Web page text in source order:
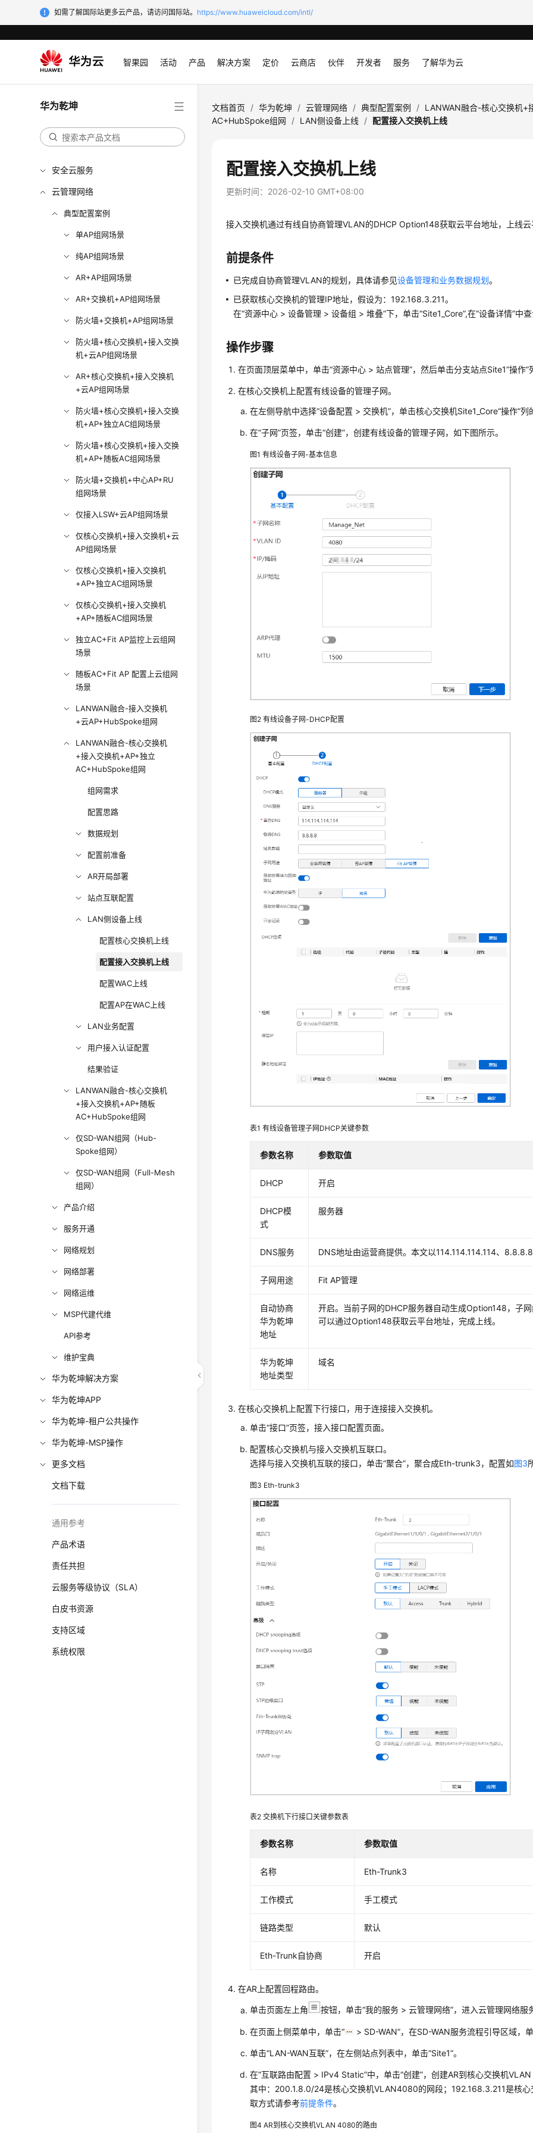
如需了解国际站更多云产品，请访问国际站。 https://www.huaweicloud.com/intl/
智果园 活动 产品 解决方案 定价 云商店 伙伴 开发者 服务 了解华为云
华为乾坤
安全云服务
云管理网络
典型配置案例
单AP组网场景
纯AP组网场景
AR+AP组网场景
AR+交换机+AP组网场景
防火墙+交换机+AP组网场景
防火墙+核心交换机+接入交换
机+云AP组网场景
AR+核心交换机+接入交换机
+云AP组网场景
防火墙+核心交换机+接入交换
机+AP+独立AC组网场景
防火墙+核心交换机+接入交换
机+AP+随板AC组网场景
防火墙+交换机+中心AP+RU
组网场景
仅接入LSW+云AP组网场景
仅核心交换机+接入交换机+云
AP组网场景
仅核心交换机+接入交换机
+AP+独立AC组网场景
仅核心交换机+接入交换机
+AP+随板AC组网场景
独立AC+Fit AP监控上云组网
场景
随板AC+Fit AP 配置上云组网
场景
LANWAN融合-接入交换机
+云AP+HubSpoke组网
LANWAN融合-核心交换机
+接入交换机+AP+独立
AC+HubSpoke组网
组网需求
配置思路
数据规划
配置前准备
AR开局部署
站点互联配置
LAN侧设备上线
配置核心交换机上线
配置接入交换机上线
配置WAC上线
配置AP在WAC上线
LAN业务配置
用户接入认证配置
结果验证
LANWAN融合-核心交换机
+接入交换机+AP+随板
AC+HubSpoke组网
仅SD-WAN组网（Hub-
Spoke组网）
仅SD-WAN组网（Full-Mesh
组网）
产品介绍
服务开通
网络规划
网络部署
网络运维
MSP代建代维
API参考
维护宝典
华为乾坤解决方案
华为乾坤APP
华为乾坤-租户公共操作
华为乾坤-MSP操作
更多文档
文档下载
通用参考
产品术语
责任共担
云服务等级协议（SLA）
白皮书资源
支持区域
系统权限
文档首页 / 华为乾坤 / 云管理网络 / 典型配置案例 / LANWAN融合-核心交换机+
AC+HubSpoke组网
/ LAN侧设备上线 / 配置接入交换机上线
配置接入交换机上线
更新时间： 2026-02-10 GMT+08:00
接入交换机通过有线自协商管理VLAN的DHCP Option148获取云平台地址，上线
前提条件
已完成自协商管理VLAN的规划，具体请参见设备管理和业务数据规划。
已获取核心交换机的管理IP地址，假设为：192.168.3.211。
在“资源中心 > 设备管理 > 设备组 > 堆叠”下，单击“Site1_Core”,在“设备详情”中
操作步骤
在页面顶层菜单中，单击“资源中心 > 站点管理”，然后单击分支站点Site1“操作”
在核心交换机上配置有线设备的管理子网。
在左侧导航中选择“设备配置 > 交换机”，单击核心交换机Site1_Core“操作”列
在“子网”页签，单击“创建”，创建有线设备的管理子网，如下图所示。
图1有线设备子网-基本信息
图2有线设备子网-DHCP配置
表1有线设备管理子网DHCP关键参数
参数名称 参数取值
DHCP 开启
DHCP模
式
服务器
DNS服务 DNS地址由运营商提供。本文以114.114.114.114、
子网用途 Fit AP管理
自动协商
华为乾坤
地址
开启。当前子网的DHCP服务器自动生成Option148，子
可以通过Option148获取云平台地址，完成上线。
华为乾坤
地址类型
域名
在核心交换机上配置下行接口，用于连接接入交换机。
单击“接口”页签，接入接口配置页面。
配置核心交换机与接入交换机互联口。
选择与接入交换机互联的接口，单击“聚合”，聚合成Eth-trunk3，配置如图3
图3 Eth-trunk3
表2交换机下行接口关键参数表
参数名称 参数取值
名称 Eth-Trunk3
工作模式 手工模式
链路类型 默认
Eth-Trunk自协商 开启
在AR上配置回程路由。
单击页面左上角 按钮，单击“我的服务 > 云管理网络”，进入云管理网络服
在页面上侧菜单中，单击“ > SD-WAN”，在SD-WAN服务流程引导区域，
单击“LAN-WAN互联”，在左侧站点列表中，单击“Site1”。
在“互联路由配置 > IPv4 Static”中，单击“创建”，创建AR到核心交换机
其中：200.1.8.0/24是核心交换机VLAN4080的网段；192.168.3.211是核心
取方式请参考前提条件。
图4AR到核心交换机VLAN 4080的路由